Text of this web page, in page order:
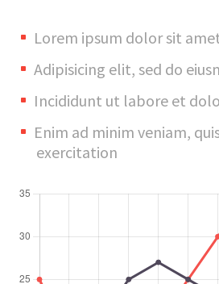
Lorem ipsum dolor sit
Adipisicing elit, sed do
Incididunt ut labore et
Enim ad minim veniam,
exercitation